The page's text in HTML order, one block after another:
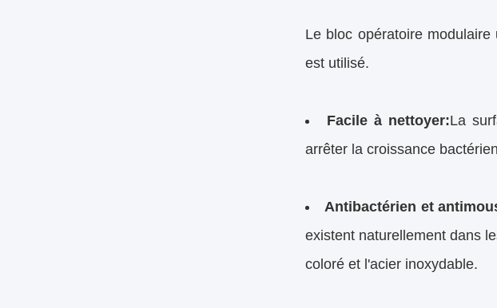
Le bloc opératoire modulaire
est utilisé.
Facile à nettoyer:La
arrêter la croissance
Antibactérien et
existent naturellement dans
coloré et l'acier inoxydable.